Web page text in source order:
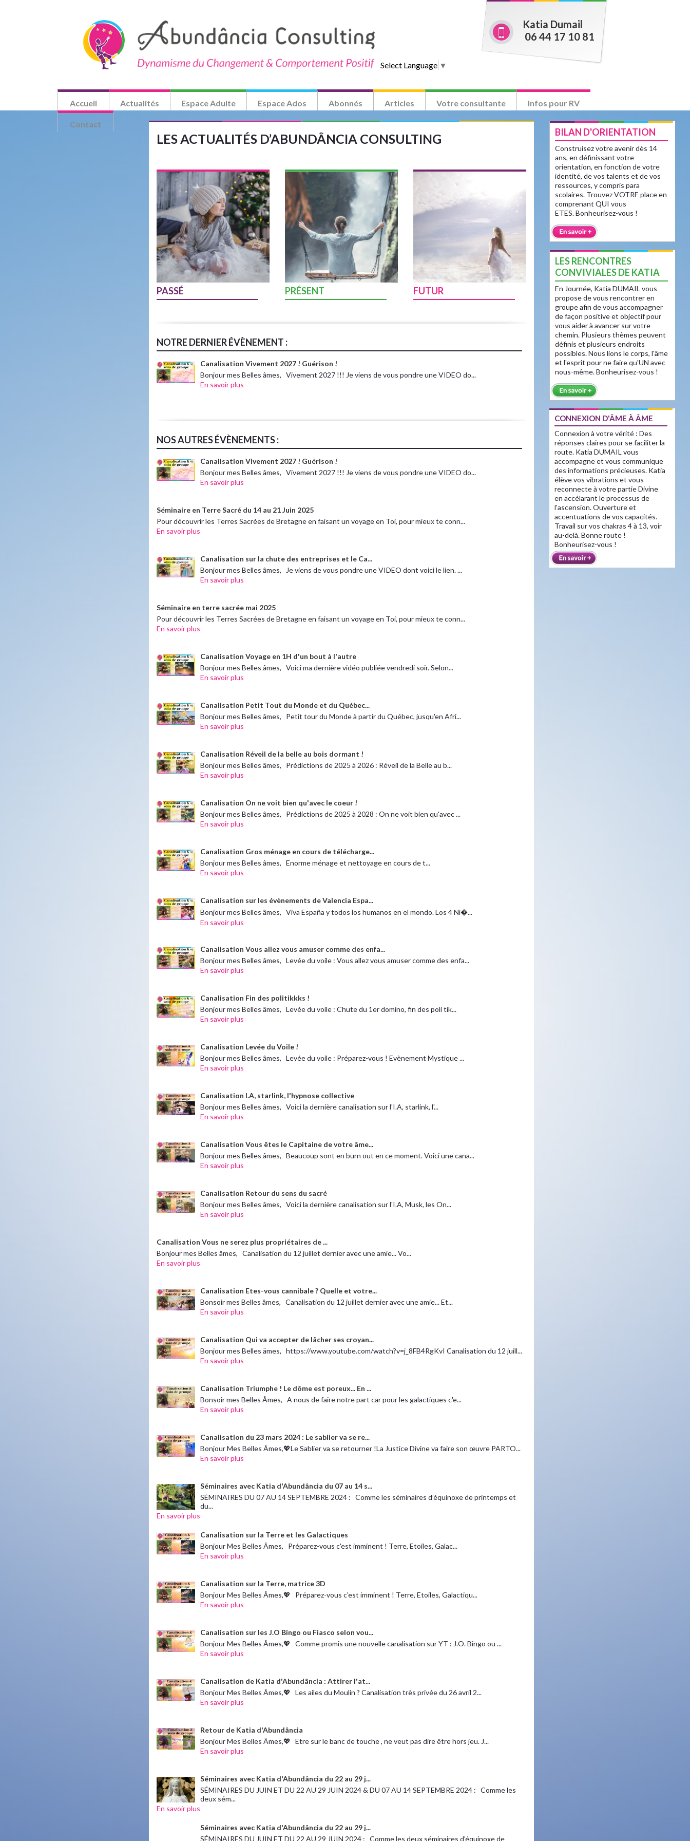
Katia Dumail
06 44 17 10 81
Select Language ▼
Accueil Actualités Espace Adulte Espace Ados Abonnés Articles Votre consultante Infos pour RV
Contact
LES ACTUALITÉS D’ABUNDÂNCIA CONSULTING
PASSÉ PRÉSENT FUTUR
NOTRE DERNIER ÉVÈNEMENT :
Canalisation Vivement 2027 ! Guérison !
Bonjour mes Belles âmes, Vivement 2027 !!! Je viens de vous pondre une VIDEO do...
En savoir plus
NOS AUTRES ÉVÈNEMENTS :
Canalisation Vivement 2027 ! Guérison !
Bonjour mes Belles âmes, Vivement 2027 !!! Je viens de vous pondre une VIDEO do...
En savoir plus
Séminaire en Terre Sacré du 14 au 21 Juin 2025
Pour découvrir les Terres Sacrées de Bretagne en faisant un voyage en Toi, pour mieux te conn...
En savoir plus
Canalisation sur la chute des entreprises et le Ca...
Bonjour mes Belles âmes, Je viens de vous pondre une VIDEO dont voici le lien. ...
En savoir plus
Séminaire en terre sacrée mai 2025
Pour découvrir les Terres Sacrées de Bretagne en faisant un voyage en Toi, pour mieux te conn...
En savoir plus
Canalisation Voyage en 1H d'un bout à l'autre
Bonjour mes Belles âmes, Voici ma dernière vidéo publiée vendredi soir. Selon...
En savoir plus
Canalisation Petit Tout du Monde et du Québec...
Bonjour mes Belles âmes, Petit tour du Monde à partir du Québec, jusqu'en Afri...
En savoir plus
Canalisation Réveil de la belle au bois dormant !
Bonjour mes Belles âmes, Prédictions de 2025 à 2026 : Réveil de la Belle au b...
En savoir plus
Canalisation On ne voit bien qu'avec le coeur !
Bonjour mes Belles âmes, Prédictions de 2025 à 2028 : On ne voit bien qu'avec ...
En savoir plus
Canalisation Gros ménage en cours de télécharge...
Bonjour mes Belles âmes, Enorme ménage et nettoyage en cours de t...
En savoir plus
Canalisation sur les évènements de Valencia Espa...
Bonjour mes Belles âmes, Viva España y todos los humanos en el mondo. Los 4 Ni�...
En savoir plus
Canalisation Vous allez vous amuser comme des enfa...
Bonjour mes Belles âmes, Levée du voile : Vous allez vous amuser comme des enfa...
En savoir plus
Canalisation Fin des politikkks !
Bonjour mes Belles âmes, Levée du voile : Chute du 1er domino, fin des poli tik...
En savoir plus
Canalisation Levée du Voile !
Bonjour mes Belles âmes, Levée du voile : Préparez-vous ! Evènement Mystique ...
En savoir plus
Canalisation I.A, starlink, l'hypnose collective
Bonjour mes Belles âmes, Voici la dernière canalisation sur l'I.A, starlink, l'...
En savoir plus
Canalisation Vous êtes le Capitaine de votre âme...
Bonjour mes Belles âmes, Beaucoup sont en burn out en ce moment. Voici une cana...
En savoir plus
Canalisation Retour du sens du sacré
Bonjour mes Belles âmes, Voici la dernière canalisation sur l'I.A, Musk, les On...
En savoir plus
Canalisation Vous ne serez plus propriétaires de ...
Bonjour mes Belles âmes, Canalisation du 12 juillet dernier avec une amie... Vo...
En savoir plus
Canalisation Etes-vous cannibale ? Quelle et votre...
Bonsoir mes Belles âmes, Canalisation du 12 juillet dernier avec une amie... Et...
En savoir plus
Canalisation Qui va accepter de lâcher ses croyan...
Bonjour mes Belles ämes, https://www.youtube.com/watch?v=j_8FB4RgKvI Canalisation du 12 juill...
En savoir plus
Canalisation Triumphe ! Le dôme est poreux... En ...
Bonsoir mes Belles Âmes, A nous de faire notre part car pour les galactiques c'e...
En savoir plus
Canalisation du 23 mars 2024 : Le sablier va se re...
Bonjour Mes Belles Âmes,💖Le Sablier va se retourner !La Justice Divine va faire son œuvre PARTO...
En savoir plus
Séminaires avec Katia d'Abundância du 07 au 14 s...
SÉMINAIRES DU 07 AU 14 SEPTEMBRE 2024 : Comme les séminaires d’équinoxe de printemps et
du...
En savoir plus
Canalisation sur la Terre et les Galactiques
Bonjour Mes Belles Âmes, Préparez-vous c'est imminent ! Terre, Etoiles, Galac...
En savoir plus
Canalisation sur la Terre, matrice 3D
Bonjour Mes Belles Âmes,💖 Préparez-vous c'est imminent ! Terre, Etoiles, Galactiqu...
En savoir plus
Canalisation sur les J.O Bingo ou Fiasco selon vou...
Bonjour Mes Belles Âmes,💖 Comme promis une nouvelle canalisation sur YT : J.O. Bingo ou ...
En savoir plus
Canalisation de Katia d'Abundância : Attirer l'at...
Bonjour Mes Belles Âmes,💖 Les ailes du Moulin ? Canalisation très privée du 26 avril 2...
En savoir plus
Retour de Katia d'Abundância
Bonjour Mes Belles Âmes,💖 Etre sur le banc de touche , ne veut pas dire être hors jeu. J...
En savoir plus
Séminaires avec Katia d'Abundância du 22 au 29 j...
SÉMINAIRES DU JUIN ET DU 22 AU 29 JUIN 2024 & DU 07 AU 14 SEPTEMBRE 2024 : Comme les
deux sém...
En savoir plus
Séminaires avec Katia d'Abundância du 22 au 29 j...
SÉMINAIRES DU JUIN ET DU 22 AU 29 JUIN 2024 : Comme les deux séminaires d’équinoxe de
BILAN D'ORIENTATION
Construisez votre avenir dès 14
ans, en définissant votre
orientation, en fonction de votre
identité, de vos talents et de vos
ressources, y compris para
scolaires. Trouvez VOTRE place en
comprenant QUI vous
ETES. Bonheurisez-vous !
LES RENCONTRES
CONVIVIALES DE KATIA
En Journée, Katia DUMAIL vous
propose de vous rencontrer en
groupe afin de vous accompagner
de façon positive et objectif pour
vous aider à avancer sur votre
chemin. Plusieurs thèmes peuvent
définis et plusieurs endroits
possibles. Nous lions le corps, l'âme
et l'esprit pour ne faire qu'UN avec
nous-même. Bonheurisez-vous !
CONNEXION D'ÂME À ÂME
Connexion à votre vérité : Des
réponses claires pour se faciliter la
route. Katia DUMAIL vous
accompagne et vous communique
des informations précieuses. Katia
élève vos vibrations et vous
reconnecte à votre partie Divine
en accélarant le processus de
l'ascension. Ouverture et
accentuations de vos capacités.
Travail sur vos chakras 4 à 13, voir
au-delà. Bonne route !
Bonheurisez-vous !